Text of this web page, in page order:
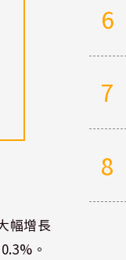
幅增長
。
6
7
8